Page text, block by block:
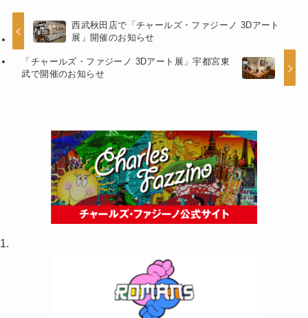
ハイスピリッツアンドユウスタッフ一同、心よ
りお待ちしておりますので心ゆくまでお楽しみ
ください‼
展示会情報
3Dアート
チャールズファジーノ
ハイスピリッツアンドユウ
展示会情報
「チャールズ・ファジーノ 3Dアート展」宇都宮東